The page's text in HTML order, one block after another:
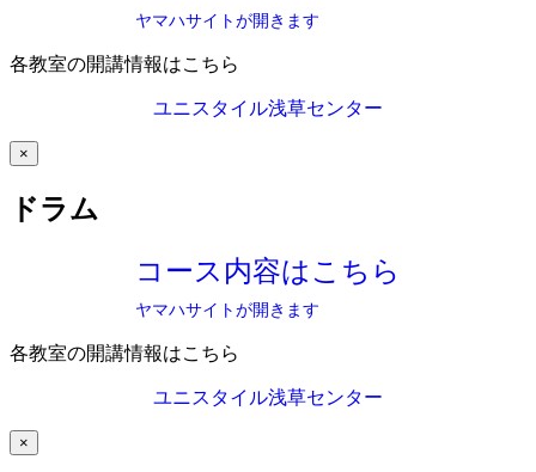
ヤマハサイトが開きます
各教室の開講情報はこちら
ユニスタイル浅草センター
×
ドラム
コース内容はこちら
ヤマハサイトが開きます
各教室の開講情報はこちら
ユニスタイル浅草センター
×